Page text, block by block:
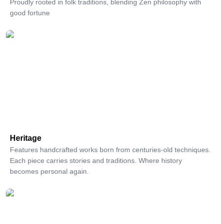
Proudly rooted in folk traditions, blending Zen philosophy with
good fortune
Heritage
Features handcrafted works born from centuries-old techniques.
Each piece carries stories and traditions. Where history
becomes personal again.